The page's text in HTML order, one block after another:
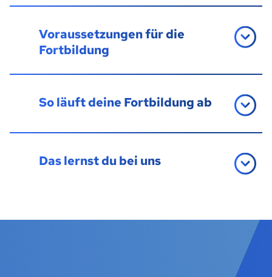
Voraussetzungen für die
Fortbildung
So läuft deine Fortbildung ab
Das lernst du bei uns